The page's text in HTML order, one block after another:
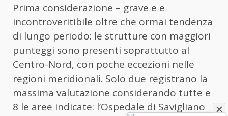
Prima considerazione – grave e e
incontroveritibile oltre che ormai tendenza
di lungo periodo: le strutture con maggiori
punteggi sono presenti soprattutto al
Centro-Nord, con poche eccezioni nelle
regioni meridionali. Solo due registrano la
massima valutazione considerando tutte e
8 le aree indicate: l’Ospedale di Savigliano